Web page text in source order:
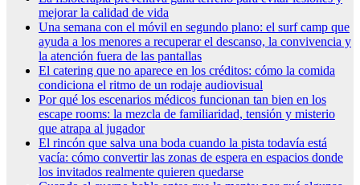
mejorar la calidad de vida
Una semana con el móvil en segundo plano: el surf camp que
ayuda a los menores a recuperar el descanso, la convivencia y
la atención fuera de las pantallas
El catering que no aparece en los créditos: cómo la comida
condiciona el ritmo de un rodaje audiovisual
Por qué los escenarios médicos funcionan tan bien en los
escape rooms: la mezcla de familiaridad, tensión y misterio
que atrapa al jugador
El rincón que salva una boda cuando la pista todavía está
vacía: cómo convertir las zonas de espera en espacios donde
los invitados realmente quieren quedarse